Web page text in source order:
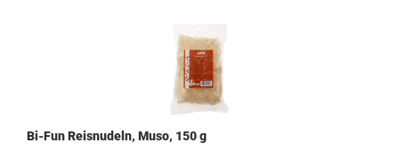
Bi-Fun Reisnudeln, Muso, 150 g